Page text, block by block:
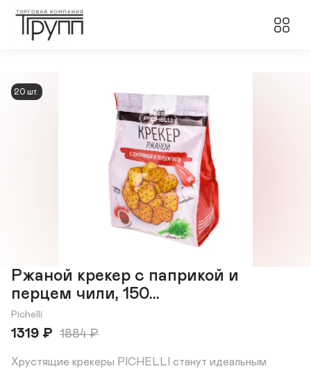
20 шт.
Ржаной крекер с паприкой и
перцем чили, 150...
Pichelli
1319 ₽ 1884₽
Хрустящие крекеры PICHELLI станут идеальным